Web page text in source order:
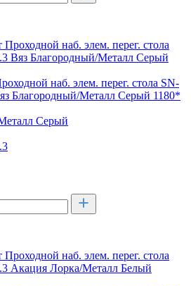
наб. элем. перег. стола SN-
Благородный/Металл Серый 1180*
Серый